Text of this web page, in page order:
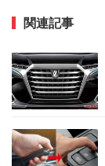
関連記事